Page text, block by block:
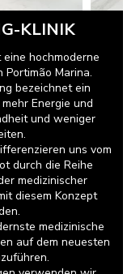
KLINIK
eine hochmoderne
Portimão Marina.
bezeichnet ein
Energie und
und weniger
uns vom
durch die Reihe
medizinischer
diesem Konzept
medizinische
auf dem neuesten